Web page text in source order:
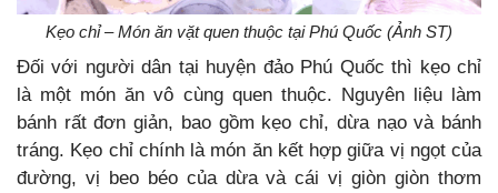
Kẹo chỉ – Món ăn vặt quen thuộc tại Phú Quốc (Ảnh ST)
Đối với người dân tại huyện đảo Phú Quốc thì kẹo chỉ
là một món ăn vô cùng quen thuộc. Nguyên liệu làm
bánh rất đơn giản, bao gồm kẹo chỉ, dừa nạo và bánh
tráng. Kẹo chỉ chính là món ăn kết hợp giữa vị ngọt của
đường, vị beo béo của dừa và cái vị giòn giòn thơm